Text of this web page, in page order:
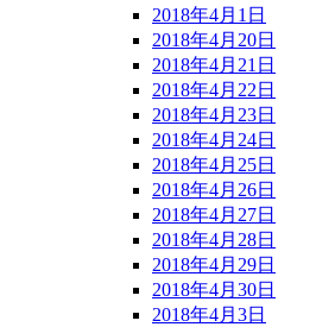
2018年4月1日
2018年4月20日
2018年4月21日
2018年4月22日
2018年4月23日
2018年4月24日
2018年4月25日
2018年4月26日
2018年4月27日
2018年4月28日
2018年4月29日
2018年4月30日
2018年4月3日